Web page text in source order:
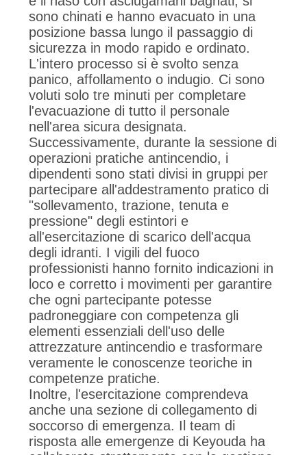
sono chinati e hanno evacuato in una
posizione bassa lungo il passaggio di
sicurezza in modo rapido e ordinato.
L'intero processo si è svolto senza
panico, affollamento o indugio. Ci sono
voluti solo tre minuti per completare
l'evacuazione di tutto il personale
nell'area sicura designata.
Successivamente, durante la sessione di
operazioni pratiche antincendio, i
dipendenti sono stati divisi in gruppi per
partecipare all'addestramento pratico di
"sollevamento, trazione, tenuta e
pressione" degli estintori e
all'esercitazione di scarico dell'acqua
degli idranti. I vigili del fuoco
professionisti hanno fornito indicazioni in
loco e corretto i movimenti per garantire
che ogni partecipante potesse
padroneggiare con competenza gli
elementi essenziali dell'uso delle
attrezzature antincendio e trasformare
veramente le conoscenze teoriche in
competenze pratiche.
Inoltre, l'esercitazione comprendeva
anche una sezione di collegamento di
soccorso di emergenza. Il team di
risposta alle emergenze di Keyouda ha